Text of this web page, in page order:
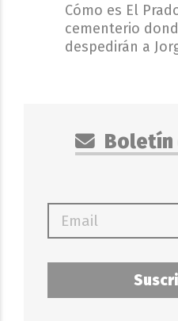
Cómo es El
cementerio
despedirán a
Boletín